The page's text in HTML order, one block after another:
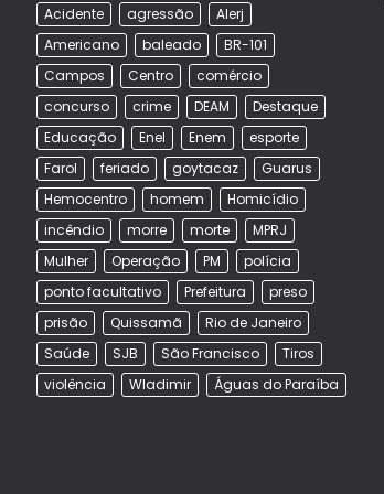
Acidente agressão
Alerj
Americano
baleado
BR-101
Campos
Centro
comércio
concurso
crime DEAM
Destaque
Educação
Enel Enem
esporte
Farol
feriado goytacaz
Guarus
Hemocentro
homem
Homicídio
incêndio
morre morte
MPRJ
Mulher
Operação PM
polícia
ponto facultativo
Prefeitura
preso
prisão
Quissamã
Rio de Janeiro
Saúde
SJB São Francisco
Tiros
violência
Wladimir Águas do Paraíba